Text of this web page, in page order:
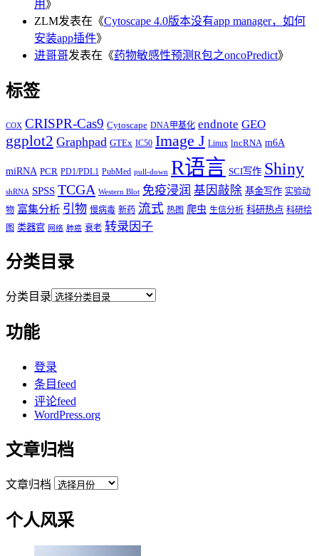
用 》
ZLM发表在《Cytoscape 4.0版本没有app manager，如何
安装app插件》
进哥哥发表在《药物敏感性预测R包之oncoPredict》
标签
COX CRISPR-Cas9 Cytoscape DNA甲基化 endnote GEO
ggplot2 Graphpad GTEx IC50 Image J Linux lncRNA m6A
miRNA PCR PD1/PDL1 PubMed pull-down R语言 SCI写作 Shiny
shRNA SPSS TCGA Western Blot 免疫浸润 基因敲除 基金写作 实验动
物 富集分析 引物 慢病毒 新药 流式 热图 爬虫 生信分析 科研热点 科研绘
图 类器官 网络 肺癌 衰老 转录因子
分类目录
分类目录
功能
登录
条目feed
评论feed
WordPress.org
文章归档
文章归档
个人风采